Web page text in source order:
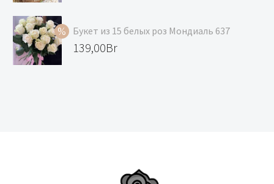
139,00Br.
129,00Br.
Букет из 15 белых роз Мондиаль 637
Первоначальная
139,00Br